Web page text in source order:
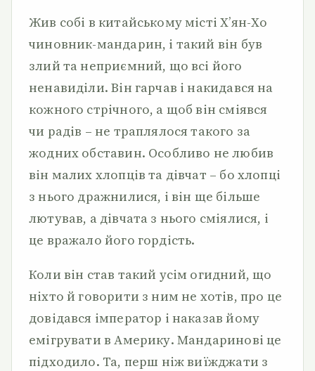
Жив собі в китайському місті Х’ян-Хо
чиновник-мандарин, і такий він був
злий та неприємний, що всі його
ненавиділи. Він гарчав і накидався на
кожного стрічного, а щоб він сміявся
чи радів – не траплялося такого за
жодних обставин. Особливо не любив
він малих хлопців та дівчат – бо хлопці
з нього дражнилися, і він ще більше
лютував, а дівчата з нього сміялися, і
це вражало його гордість.
Коли він став такий усім огидний, що
ніхто й говорити з ним не хотів, про це
довідався імператор і наказав йому
емігрувати в Америку. Мандаринові це
підходило. Та, перш ніж виїжджати з